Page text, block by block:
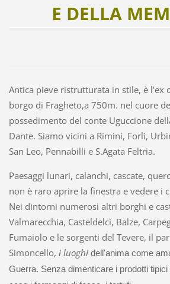
E DELLA
Antica pieve ristrutturata in stile, è l'ex
borgo di Fragheto,a 750m. nel cuore
possedimento del conte Uguccione
Dante. Siamo vicini a Rimini, Forlì,
San Leo, Pennabilli e S.Agata Feltria.
Paesaggi lunari, calanchi, cascate,
non è raro aprire la finestra e vedere i
Nei dintorni numerosi altri borghi e
Valmarecchia, Casteldelci, Balze,
Fumaiolo e le sorgenti del Tevere, il
Simoncello, i luoghi dell'anima come
Guerra. Senza dimenticare i prodotti